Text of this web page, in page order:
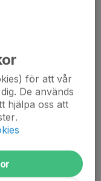
VALLEN". Då
bla ut pris till årets
för att vår
De används
hjälpa oss att